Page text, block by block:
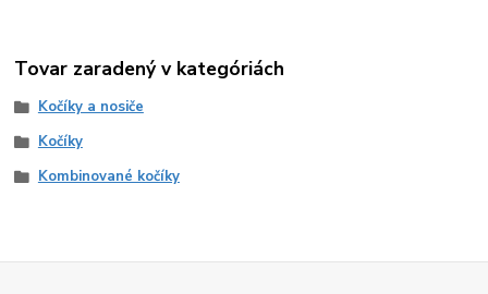
Tovar zaradený v kategóriách
Kočíky a nosiče
Kočíky
Kombinované kočíky